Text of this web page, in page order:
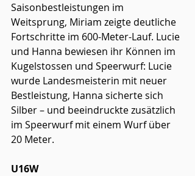
Saisonbestleistungen im
Weitsprung, Miriam zeigte deutliche
Fortschritte im 600-Meter-Lauf. Lucie
und Hanna bewiesen ihr Können im
Kugelstossen und Speerwurf: Lucie
wurde Landesmeisterin mit neuer
Bestleistung, Hanna sicherte sich
Silber – und beeindruckte zusätzlich
im Speerwurf mit einem Wurf über
20 Meter.
U16W